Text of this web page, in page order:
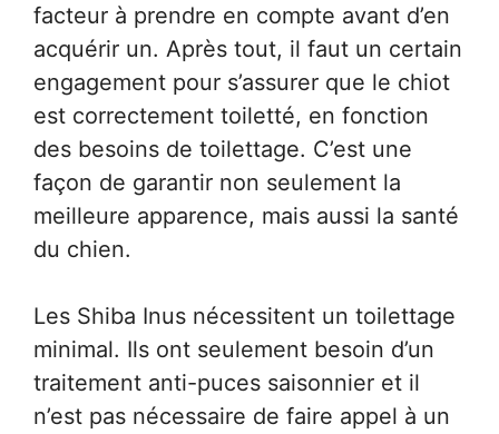
facteur à prendre en compte avant d’en
acquérir un. Après tout, il faut un certain
engagement pour s’assurer que le chiot
est correctement toiletté, en fonction
des besoins de toilettage. C’est une
façon de garantir non seulement la
meilleure apparence, mais aussi la santé
du chien.
Les Shiba Inus nécessitent un toilettage
minimal. Ils ont seulement besoin d’un
traitement anti-puces saisonnier et il
n’est pas nécessaire de faire appel à un